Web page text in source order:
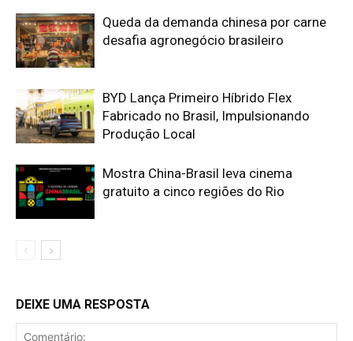
Queda da demanda chinesa por carne
desafia agronegócio brasileiro
BYD Lança Primeiro Híbrido Flex
Fabricado no Brasil, Impulsionando
Produção Local
Mostra China-Brasil leva cinema
gratuito a cinco regiões do Rio
DEIXE UMA RESPOSTA